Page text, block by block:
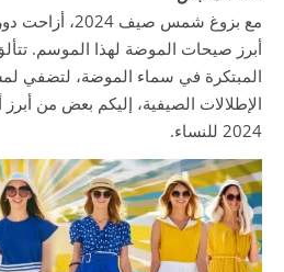
مع بزوغ شمس صيف
أبرز صيحات الموضة لهذا الموسم. تتألق
المبتكرة في سماء الموضة، لتضفي
الإطلالات الصيفية، إليكم بعض من
2024 للنساء.